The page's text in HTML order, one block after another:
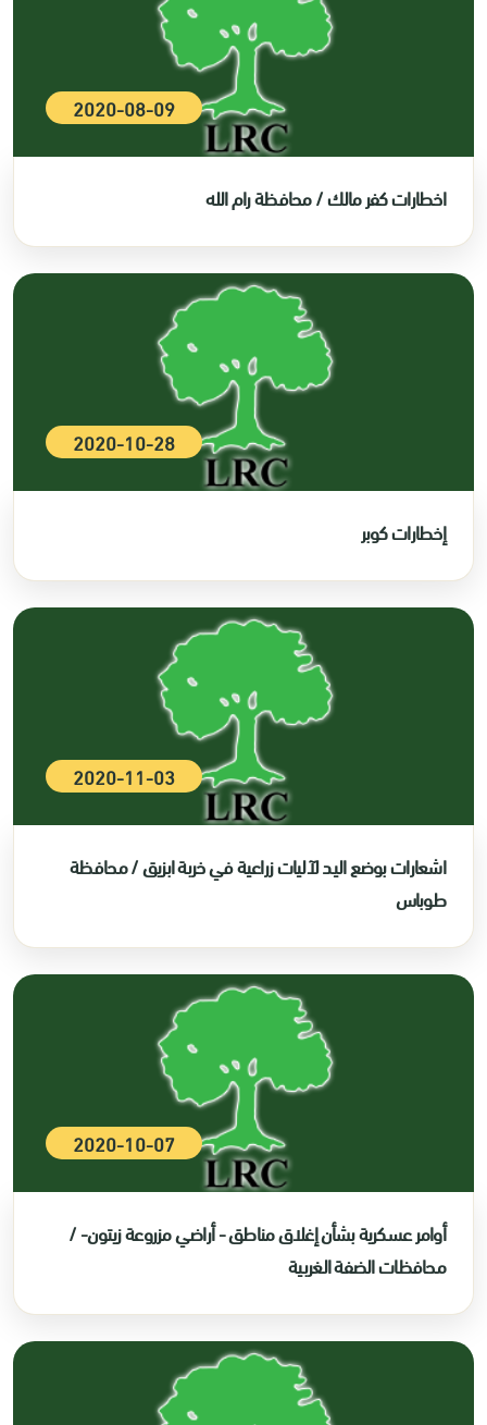
2020-08-09
اخطارات كفر مالك / محافظة رام الله
2020-10-28
إخطارات كوبر
2020-11-03
اشعارات بوضع اليد لآليات زراعية في خربة ابزيق / محافظة
طوباس
2020-10-07
أوامر عسكرية بشأن إغلاق مناطق - أراضي مزروعة زيتون- /
محافظات الضفة الغربية